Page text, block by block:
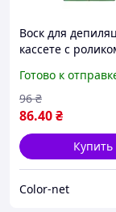
Воск для
кассете с
CHLOROPHYL,
System
Готово к
86.40₴
96 ₴
Купить
Color-net